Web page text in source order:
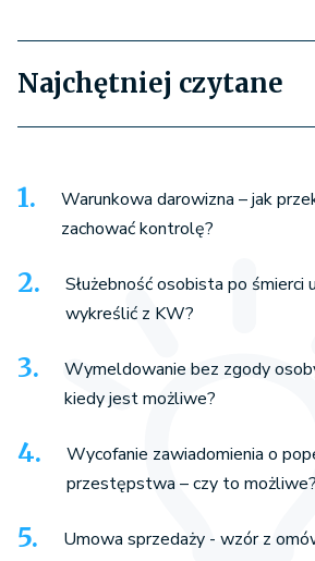
Najchętniej czytane
Warunkowa darowizna – jak
zachować kontrolę?
Służebność osobista po śmierci
wykreślić z KW?
Wymeldowanie bez zgody
kiedy jest możliwe?
Wycofanie zawiadomienia o
przestępstwa – czy to możliwe?
Umowa sprzedaży - wzór z